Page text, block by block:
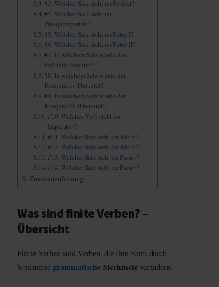
#3. Welcher Satz steht im Perfekt?
#4. Welcher Satz steht im
Plusquamperfekt?
#5. Welcher Satz steht im Futur I?
#6. Welcher Satz steht im Futur II?
#7. In welchem Satz wurde der
Indikativ benutzt?
#8. In welchem Satz wurde der
Konjunktiv I benutzt?
#9. In welchem Satz wurde der
Konjunktiv II benutzt?
#10. Welches Verb steht im
Imperativ?
#11. Welcher Satz steht im Aktiv?
#12. Welcher Satz steht im Aktiv?
#13. Welcher Satz steht im Passiv?
#14. Welcher Satz steht im Passiv?
Zusammenfassung
Was sind finite Verben? –
Übersicht
Finite Verben sind Verben, die ihre Form durch
bestimmte grammatische Merkmale verändern.